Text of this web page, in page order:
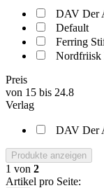
DAV Der
Default
Ferring
Nordfriisk
Preis
von 15 bis 24.8
Verlag
DAV Der
Produkte anzeigen
1 von 2
Artikel pro Seite: